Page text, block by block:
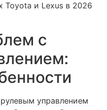
Toyota и Lexus в 2026
с
управлением